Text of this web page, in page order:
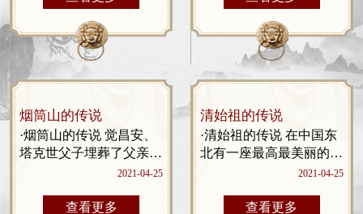
统传心，奠献展禋...
塔氏待他很不好，遭受虐
待。青少...
烟筒山的传说
·烟筒山的传说 觉昌安、
塔克世父子埋葬了父亲福
满的尸骨以后，靠打猎、
慢的，塔克世也长大了，
2021-04-25
查看更多
清始祖的传说
·清始祖的传说 在中国东
北有一座最高最美丽的
山，叫长白山，高约二百
峰白头山直插云天，雄观
2021-04-25
查看更多